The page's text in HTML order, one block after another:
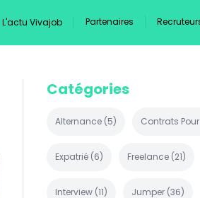
L'actu Vivajob Partenaires
Catégories
Alternance (5) Contrats
Expatrié (6) Freelance (21)
Interview (11) Jumper (36)